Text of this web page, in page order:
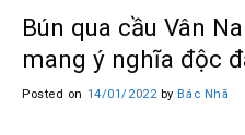
Bún qua cầu Vân
mang ý nghĩa độc
Posted on 14/01/2022by Bác Nhã